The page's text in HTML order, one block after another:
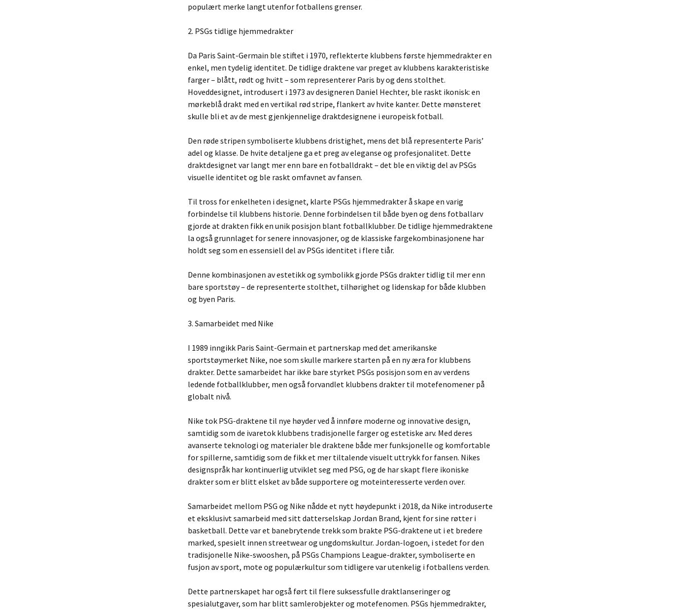
populært merke langt utenfor fotballens grenser.
2. PSGs tidlige hjemmedrakter
Da Paris Saint-Germain ble stiftet i 1970, reflekterte klubbens første hjemmedrakter en
enkel, men tydelig identitet. De tidlige draktene var preget av klubbens karakteristiske
farger – blått, rødt og hvitt – som representerer Paris by og dens stolthet.
Hoveddesignet, introdusert i 1973 av designeren Daniel Hechter, ble raskt ikonisk: en
mørkeblå drakt med en vertikal rød stripe, flankert av hvite kanter. Dette mønsteret
skulle bli et av de mest gjenkjennelige draktdesignene i europeisk fotball.
Den røde stripen symboliserte klubbens dristighet, mens det blå representerte Paris’
adel og klasse. De hvite detaljene ga et preg av eleganse og profesjonalitet. Dette
draktdesignet var langt mer enn bare en fotballdrakt – det ble en viktig del av PSGs
visuelle identitet og ble raskt omfavnet av fansen.
Til tross for enkelheten i designet, klarte PSGs hjemmedrakter å skape en varig
forbindelse til klubbens historie. Denne forbindelsen til både byen og dens fotballarv
gjorde at drakten fikk en unik posisjon blant fotballklubber. De tidlige hjemmedraktene
la også grunnlaget for senere innovasjoner, og de klassiske fargekombinasjonene har
holdt seg som en essensiell del av PSGs identitet i flere tiår.
Denne kombinasjonen av estetikk og symbolikk gjorde PSGs drakter tidlig til mer enn
bare sportstøy – de representerte stolthet, tilhørighet og lidenskap for både klubben
og byen Paris.
3. Samarbeidet med Nike
I 1989 inngikk Paris Saint-Germain et partnerskap med det amerikanske
sportstøymerket Nike, noe som skulle markere starten på en ny æra for klubbens
drakter. Dette samarbeidet har ikke bare styrket PSGs posisjon som en av verdens
ledende fotballklubber, men også forvandlet klubbens drakter til motefenomener på
globalt nivå.
Nike tok PSG-draktene til nye høyder ved å innføre moderne og innovative design,
samtidig som de ivaretok klubbens tradisjonelle farger og estetiske arv. Med deres
avanserte teknologi og materialer ble draktene både mer funksjonelle og komfortable
for spillerne, samtidig som de fikk et mer tiltalende visuelt uttrykk for fansen. Nikes
designspråk har kontinuerlig utviklet seg med PSG, og de har skapt flere ikoniske
drakter som er blitt elsket av både supportere og moteinteresserte verden over.
Samarbeidet mellom PSG og Nike nådde et nytt høydepunkt i 2018, da Nike introduserte
et eksklusivt samarbeid med sitt datterselskap Jordan Brand, kjent for sine røtter i
basketball. Dette var et banebrytende trekk som brakte PSG-draktene ut i et bredere
marked, spesielt innen streetwear og ungdomskultur. Jordan-logoen, i stedet for den
tradisjonelle Nike-swooshen, på PSGs Champions League-drakter, symboliserte en
fusjon av sport, mote og populærkultur som tidligere var utenkelig i fotballens verden.
Dette partnerskapet har også ført til flere suksessfulle draktlanseringer og
spesialutgaver, som har blitt samlerobjekter og motefenomen. PSGs hjemmedrakter,